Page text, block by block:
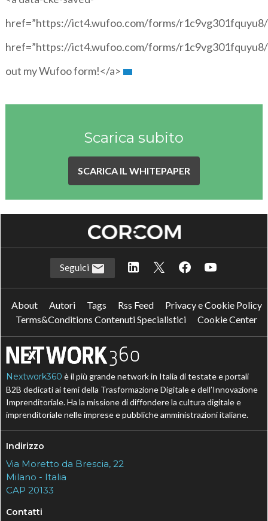
href=”https://ict4.wufoo.com/forms/
href=”https://ict4.wufoo.com/forms/
out my Wufoo form!</a>
Scarica subito
SCARICA IL WHITEPAPER
Seguici
About Autori Tags Rss Feed
Privacy e Cookie Policy
Terms&Conditions Contenuti Specialistici
Cookie Center
Nextwork360 è il più grande network in Italia di testate e portali
B2B dedicati ai temi della Trasformazione Digitale e dell’Innovazione
Imprenditoriale. Ha la missione di diffondere la cultura digitale e
imprenditoriale nelle imprese e pubbliche amministrazioni italiane.
Indirizzo
Via Moretto da Brescia, 22
Milano - Italia
CAP 20133
Contatti